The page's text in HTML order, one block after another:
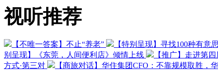
视听推荐
【不唯一答案】不止“养老”
【特别呈现】寻找100种有意
别呈现】《东莞，人间便利店》倾情上线
【推广】走进第
方式·第三对
【商旅对话】华住集团CFO：不靠规模取胜，